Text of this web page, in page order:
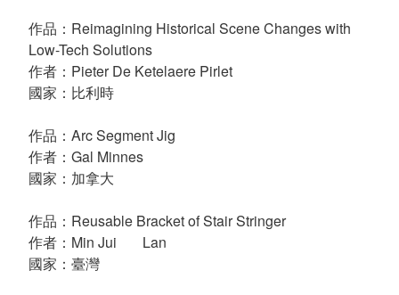
作品：Reimagining Historical Scene Changes with
Low-Tech Solutions
作者：Pieter De Ketelaere Pirlet
國家：比利時
作品：Arc Segment Jig
作者：Gal Minnes
國家：加拿大
作品：Reusable Bracket of Stair Stringer
作者：Min Jui
Lan
國家：臺灣